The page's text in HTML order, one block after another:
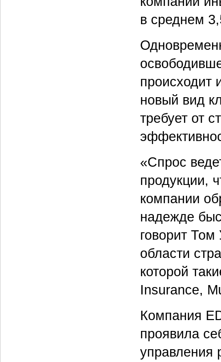
в среднем
происходит
новый вид
требует от
«Спрос
продукции,
компании
надежде
говорит
области
которой
Insurance,
Компания
проявила
управления